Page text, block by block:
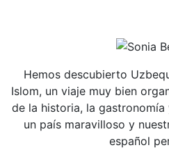
Hemos descubierto
Islom, un viaje muy bien
de la historia, la
un país maravilloso y
español